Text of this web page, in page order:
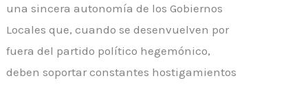
una sincera autonomía de los Gobiernos
Locales que, cuando se desenvuelven por
fuera del partido político hegemónico,
deben soportar constantes hostigamientos